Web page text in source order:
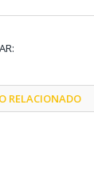
RELACIONADO